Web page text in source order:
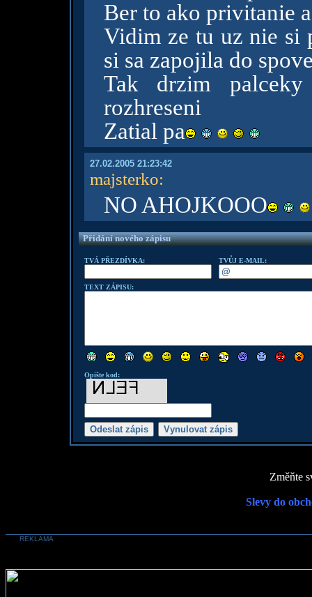
Ber to ako privitanie
Vidim ze tu uz nie si
si sa zapojila do
Tak drzim
rozhreseni
Zatial pa
27.02.2005 21:23:42
majsterko:
NO AHOJKOOO
Přidání nového zápisu
TVÁ PŘEZDÍVKA: TVŮJ E-MAIL:
TEXT ZÁPISU:
Opište kod:
Změňte
Slevy do
REKLAMA